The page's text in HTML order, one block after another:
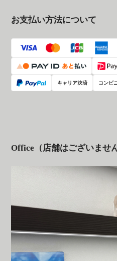
お支払い方法について
キャリア決済 コンビ
Office（店舗はございません